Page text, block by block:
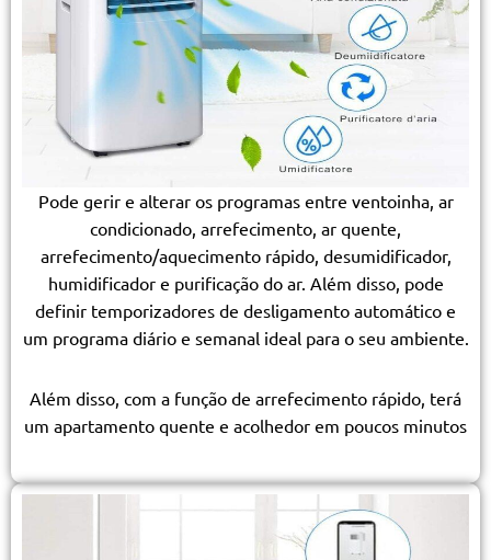
Pode gerir e alterar os programas entre ventoinha, ar
condicionado, arrefecimento, ar quente,
arrefecimento/aquecimento rápido, desumidificador,
humidificador e purificação do ar. Além disso, pode
definir temporizadores de desligamento automático e
um programa diário e semanal ideal para o seu ambiente.
Além disso, com a função de arrefecimento rápido, terá
um apartamento quente e acolhedor em poucos minutos